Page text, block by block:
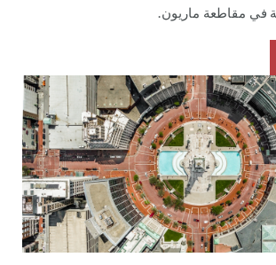
في مقاطعة ماريون.